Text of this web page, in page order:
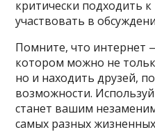
критически подходить
участвовать в
Помните, что интернет
котором можно не
но и находить друзей,
возможности.
станет вашим
самых разных жизненных